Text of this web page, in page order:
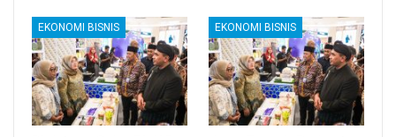
EKONOMI BISNIS EKONOMI BISNIS